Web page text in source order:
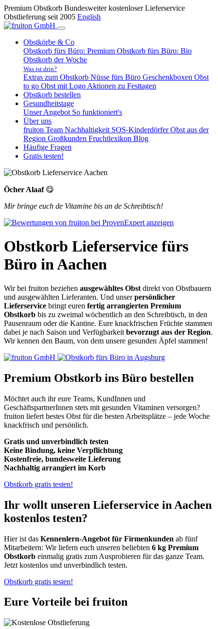
Premium Obstkorb Bundesweiter kostenloser Lieferservice
Obstlieferung seit 2005 English
Obstkörbe & Co
Obstkorb fürs Büro: Premium Obstkorb fürs Büro: Bio
Obstkorb der Woche
Was ist drin?
Extras zum Obstkorb Nüsse fürs Büro Geschenkboxen Obst
to go Obst mit Logo Aktionen zu Festtagen
Obstkorb bestellen
Gesundheitstage
Unser Angebot So funktioniert's
Über uns
fruiton Team Nachhaltigkeit SOS-KinderdörferObst aus der
Region Großkunden Fruchtlexikon Blog
Häufige Fragen
Gratis testen!
Öcher Alaaf😋
Mir bringe euch de Vitamine bis an de Schreibtisch!
Obstkorb Lieferservice fürs
Büro in Aachen
Wir bei fruiton beziehen ausgewähltes Obst direkt von Obstbauern
und ausgewählten Lieferanten. Und unserpersönlicher
Lieferservice bringt euren fertig arrangierten Premium
Obstkorb bis zu zweimal wöchentlich an den Schreibtisch, in den
Pausenraum oder die Kantine. Eure knackfrischen Früchte stammen
dabei je nach Saison und Verfügbarkeit bevorzugt aus der Region.
Wir kennen den Baum, von dem unsere gesunden Äpfel stammen!
Premium Obstkorb ins Büro bestellen
Möchtet auch ihr eure Teams, KundInnen und
GeschäftspartnerInnen stets mit gesunden Vitaminen versorgen?
fruiton liefert bestes Obst für die besten Arbeitsplätze – jede Woche
knackfrisch und persönlich.
Gratis und unverbindlich testen
Keine Bindung, keine Verpflichtung
Kostenfreie, bundesweite Lieferung
Nachhaltig arrangiert im Korb
Obstkorb gratis testen!
Ihr wollt unseren Lieferservice in Aachen
kostenlos testen?
Hier ist das Kennenlern-Angebot für Firmenkunden ab fünf
Mitarbeitern: Wir liefern euch unseren beliebten 6 kg Premium
Obstkorb einmalig gratis zum Ausprobieren für das ganze Team.
Jetzt kostenlos und unverbindlich testen.
Obstkorb gratis testen!
Eure Vorteile bei fruiton